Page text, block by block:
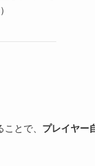
とで、 プレイヤー